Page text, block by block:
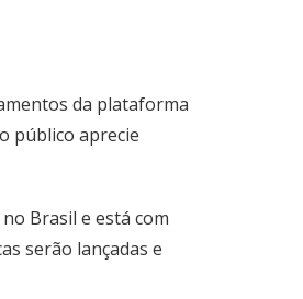
da plataforma
público aprecie
Brasil e está com
serão lançadas e